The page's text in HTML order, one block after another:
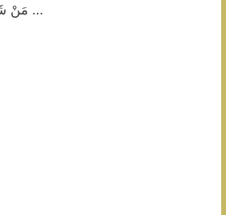
আলাইহি ওয়া সাল্লাম বলেন, « مَنْ شَهِدَ الْجَنَازَةَ حَتَّى يُصَلِّىَ عَلَيْهَا فَلَهُ قِيرَاطٌ ، وَمَنْ …